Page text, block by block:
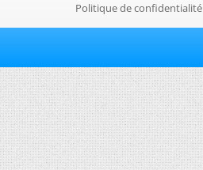
Politique de confidentialité